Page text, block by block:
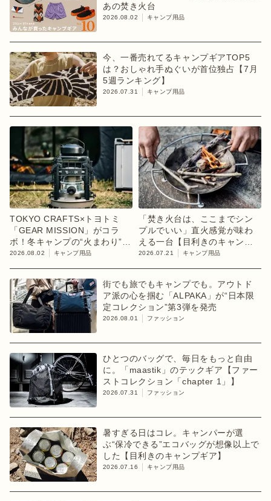
あの焚き火台
2026.08.02 キャンプ用品
今、一番売れてるキャンプギアTOP5
は？おしゃれ手ぬぐいが首位独占【7月
5週ランキング】
2026.07.31 キャンプ用品
TOKYO CRAFTS×トヨトミ
「GEAR MISSION」がコラ
ボ！冬キャンプの“火まわり”を
担う限定K3クッキングストー
2026.08.02 キャンプ用品
「焚き火台は、ここまでシン
プルでいい」直火感覚が味わ
える一台【目利きのキャンプ
ギア】
2026.07.21 キャンプ用品
街でも旅でもキャンプでも。アウトド
ア派の心を掴む「ALPAKA」が“日本限
定コレクション”第3弾を発売
2026.08.01 ファッション
ひとつのバッグで、毎日をもっと自由
に。「maastik」のテックギア【ファー
ストコレクション「chapter 1」】
2026.07.31 ファッション
暑すぎる日はコレ。キャンパーが選
ぶ“保冷できる”エコバッグが想像以上で
した【目利きのキャンプギア】
2026.07.16 キャンプ用品